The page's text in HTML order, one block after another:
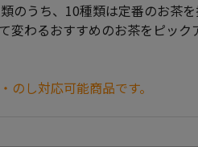
のうち、10種類は定番のお茶
変わるおすすめのお茶をピッ
のし対応可能商品です。